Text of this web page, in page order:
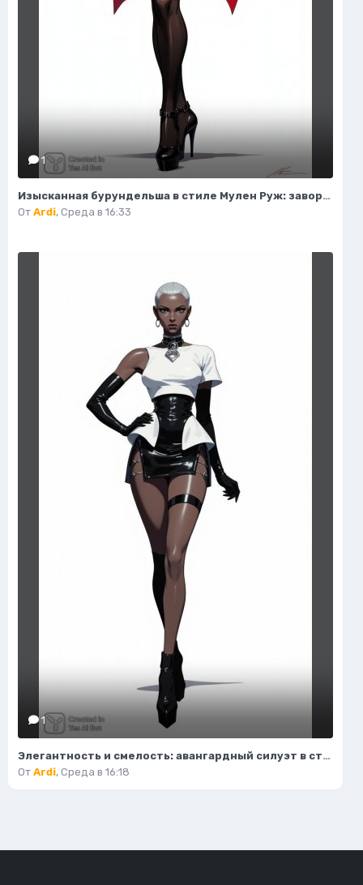
1
Изысканная бурундельша в стиле Мулен Руж: завораживающая мода и красота. Генерация из нейронной сети Flux 1
От Ardi, Среда в 16:33
1
Элегантность и смелость: авангардный силуэт в стиле высокой моды. Генерация из нейросети Flux 1
От Ardi, Среда в 16:18